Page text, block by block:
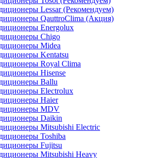
Lessar (Рекомендуем)
QauttroClima (Акция)
Energolux
Chigo
Midea
Kentatsu
Royal Clima
Hisense
Ballu
Electrolux
Haier
MDV
Daikin
Mitsubishi Electric
Toshiba
Fujitsu
Mitsubishi Heavy